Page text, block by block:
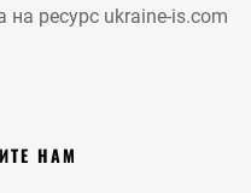
ресурс ukraine-is.com
НАМ